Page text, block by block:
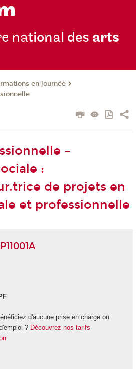
national des arts
en journée
–
:
de projets en
et professionnelle
d'aucune prise en charge ou
? Découvrez nos tarifs